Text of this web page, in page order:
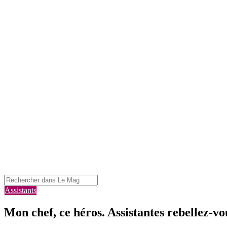
Assistants
Mon chef, ce héros. Assistantes rebellez-